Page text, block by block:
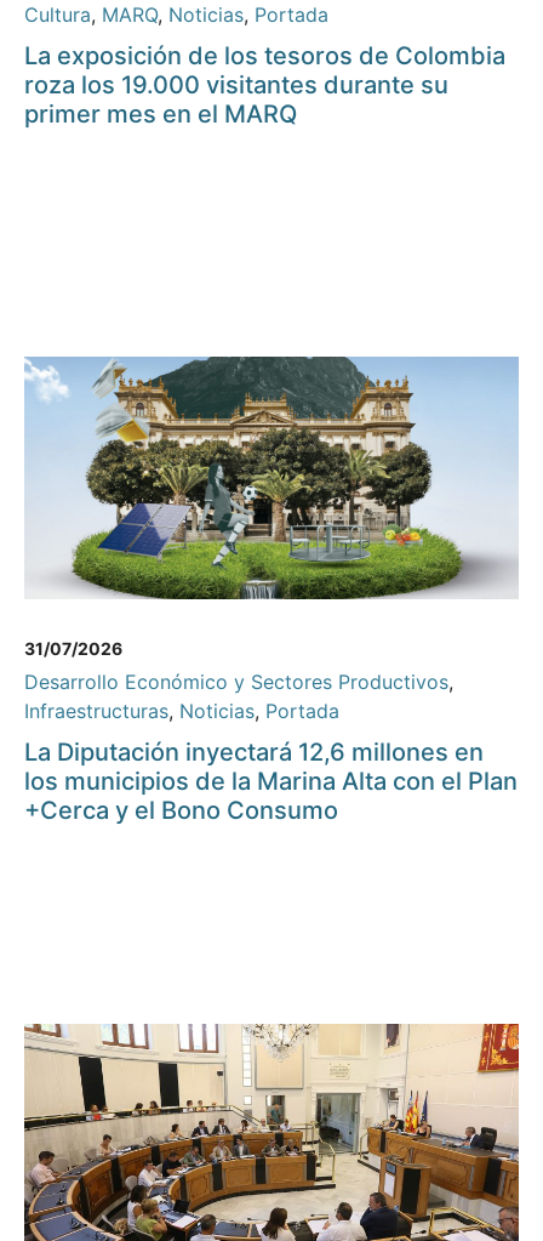
Cultura, MARQ, Noticias, Portada
La exposición de los tesoros de Colombia
roza los 19.000 visitantes durante su
primer mes en el MARQ
31/07/2026
Desarrollo Económico y Sectores Productivos,
Infraestructuras, Noticias, Portada
La Diputación inyectará 12,6 millones en
los municipios de la Marina Alta con el Plan
+Cerca y el Bono Consumo